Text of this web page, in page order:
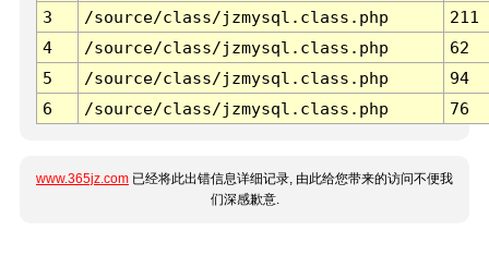
3 /source/class/jzmysql.class.php
211
4
/source/class/jzmysql.class.php
62
5
/source/class/jzmysql.class.php
94
6
/source/class/jzmysql.class.php 76
www.365jz.com 已经将此出错信息详细记录, 由此给您带来的访问不便我
们深感歉意.